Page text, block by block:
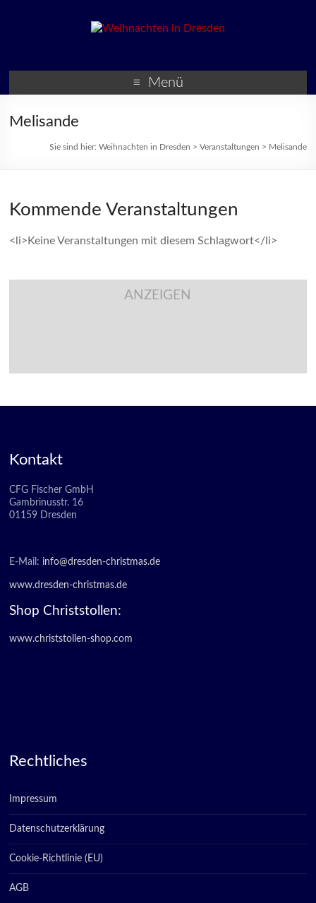
Veranstaltungen zur
Weihnachtszeit
Menü
Melisande
Sie sind hier: Weihnachten in Dresden > Veranstaltungen > Melisande
Kommende Veranstaltungen
<li>Keine Veranstaltungen mit diesem Schlagwort</li>
ANZEIGEN
Kontakt
CFG Fischer GmbH
Gambrinusstr. 16
01159 Dresden
E-Mail: info@dresden-christmas.de
www.dresden-christmas.de
Shop Christstollen:
www.christstollen-shop.com
Rechtliches
Impressum
Datenschutzerklärung
Cookie-Richtlinie (EU)
AGB